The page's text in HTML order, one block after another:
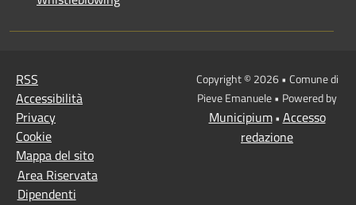
RSS
Accessibilità
Privacy
Cookie
Mappa del sito
Area Riservata
Dipendenti
Copyright © 2026 • Comune di
Pieve Emanuele • Powered by
Municipium• Accesso
redazione